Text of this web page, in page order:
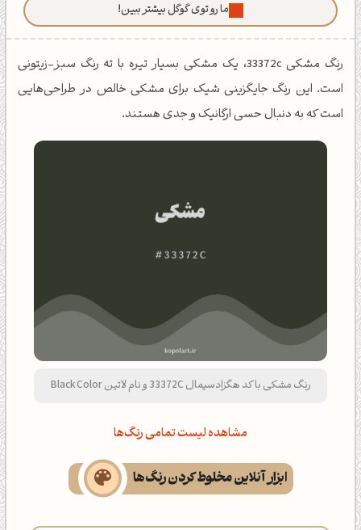
ما رو توی گوگل بیشتر ببین!
رنگ مشکی 33372c، یک مشکی بسیار تیره با ته رنگ سبز-زیتونی
است. این رنگ جایگزینی شیک برای مشکی خالص در طراحی‌هایی
است که به دنبال حسی ارگانیک و جدی هستند.
رنگ مشکی با کد هگزادسیمال 33372C و نام لاتین Black Color
مشاهده لیست تمامی رنگ‌ها
ابزار آنلاین مخلوط کردن رنگ‌ها